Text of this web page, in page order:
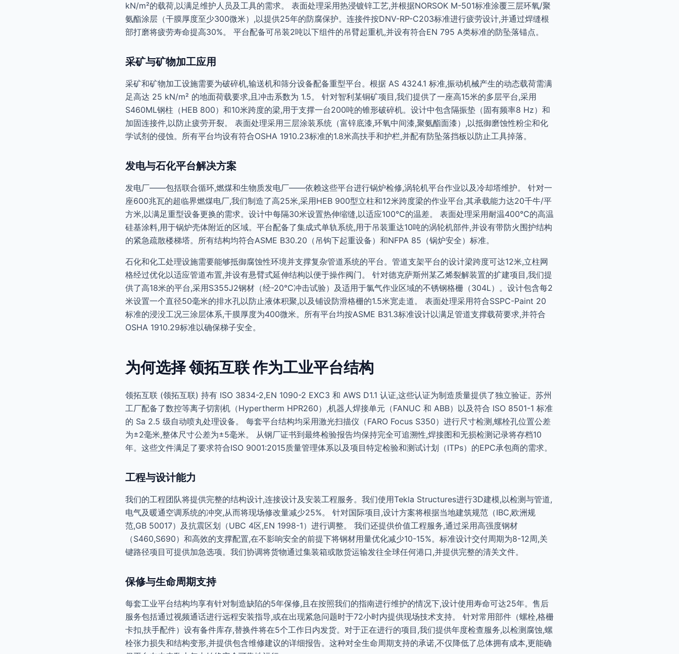
kN/m²的载荷,以满足维护人员及工具的需求。 表面处理采用热浸镀锌工艺,并根据NORSOK M-501标准涂覆三层环氧/聚
氨酯涂层（干膜厚度至少300微米）,以提供25年的防腐保护。连接件按DNV-RP-C203标准进行疲劳设计,并通过焊缝根
部打磨将疲劳寿命提高30%。 平台配备可吊装2吨以下组件的吊臂起重机,并设有符合EN 795 A类标准的防坠落锚点。
采矿与矿物加工应用
采矿和矿物加工设施需要为破碎机,输送机和筛分设备配备重型平台。根据 AS 4324.1 标准,振动机械产生的动态载荷需满
足高达 25 kN/m² 的地面荷载要求,且冲击系数为 1.5。 针对智利某铜矿项目,我们提供了一座高15米的多层平台,采用
S460ML钢柱（HEB 800）和10米跨度的梁,用于支撑一台200吨的锥形破碎机。设计中包含隔振垫（固有频率8 Hz）和
加固连接件,以防止疲劳开裂。 表面处理采用三层涂装系统（富锌底漆,环氧中间漆,聚氨酯面漆）,以抵御磨蚀性粉尘和化
学试剂的侵蚀。所有平台均设有符合OSHA 1910.23标准的1.8米高扶手和护栏,并配有防坠落挡板以防止工具掉落。
发电与石化平台解决方案
发电厂——包括联合循环,燃煤和生物质发电厂——依赖这些平台进行锅炉检修,涡轮机平台作业以及冷却塔维护。 针对一
座600兆瓦的超临界燃煤电厂,我们制造了高25米,采用HEB 900型立柱和12米跨度梁的作业平台,其承载能力达20千牛/平
方米,以满足重型设备更换的需求。设计中每隔30米设置热伸缩缝,以适应100°C的温差。 表面处理采用耐温400°C的高温
硅基涂料,用于锅炉壳体附近的区域。平台配备了集成式单轨系统,用于吊装重达10吨的涡轮机部件,并设有带防火围护结构
的紧急疏散楼梯塔。所有结构均符合ASME B30.20（吊钩下起重设备）和NFPA 85（锅炉安全）标准。
石化和化工处理设施需要能够抵御腐蚀性环境并支撑复杂管道系统的平台。管道支架平台的设计梁跨度可达12米,立柱网
格经过优化以适应管道布置,并设有悬臂式延伸结构以便于操作阀门。 针对德克萨斯州某乙烯裂解装置的扩建项目,我们提
供了高18米的平台,采用S355J2钢材（经-20°C冲击试验）及适用于氯气作业区域的不锈钢格栅（304L）。设计包含每2
米设置一个直径50毫米的排水孔以防止液体积聚,以及铺设防滑格栅的1.5米宽走道。 表面处理采用符合SSPC-Paint 20
标准的浸没工况三涂层体系,干膜厚度为400微米。所有平台均按ASME B31.3标准设计以满足管道支撑载荷要求,并符合
OSHA 1910.29标准以确保梯子安全。
为何选择 领拓互联 作为工业平台结构
领拓互联 (领拓互联) 持有 ISO 3834-2,EN 1090-2 EXC3 和 AWS D1.1 认证,这些认证为制造质量提供了独立验证。苏州
工厂配备了数控等离子切割机（Hypertherm HPR260）,机器人焊接单元（FANUC 和 ABB）以及符合 ISO 8501-1 标准
的 Sa 2.5 级自动喷丸处理设备。 每套平台结构均采用激光扫描仪（FARO Focus S350）进行尺寸检测,螺栓孔位置公差
为±2毫米,整体尺寸公差为±5毫米。 从钢厂证书到最终检验报告均保持完全可追溯性,焊接图和无损检测记录将存档10
年。这些文件满足了要求符合ISO 9001:2015质量管理体系以及项目特定检验和测试计划（ITPs）的EPC承包商的需求。
工程与设计能力
我们的工程团队将提供完整的结构设计,连接设计及安装工程服务。我们使用Tekla Structures进行3D建模,以检测与管道,
电气及暖通空调系统的冲突,从而将现场修改量减少25%。 针对国际项目,设计方案将根据当地建筑规范（IBC,欧洲规
范,GB 50017）及抗震区划（UBC 4区,EN 1998-1）进行调整。 我们还提供价值工程服务,通过采用高强度钢材
（S460,S690）和高效的支撑配置,在不影响安全的前提下将钢材用量优化减少10-15%。标准设计交付周期为8-12周,关
键路径项目可提供加急选项。我们协调将货物通过集装箱或散货运输发往全球任何港口,并提供完整的清关文件。
保修与生命周期支持
每套工业平台结构均享有针对制造缺陷的5年保修,且在按照我们的指南进行维护的情况下,设计使用寿命可达25年。售后
服务包括通过视频通话进行远程安装指导,或在出现紧急问题时于72小时内提供现场技术支持。 针对常用部件（螺栓,格栅
卡扣,扶手配件）设有备件库存,替换件将在5个工作日内发货。对于正在进行的项目,我们提供年度检查服务,以检测腐蚀,螺
栓张力损失和结构变形,并提供包含维修建议的详细报告。这种对全生命周期支持的承诺,不仅降低了总体拥有成本,更能确